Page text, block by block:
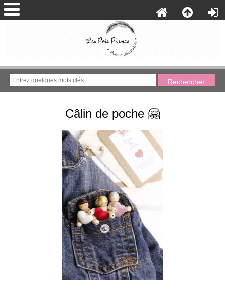
Câlin de poche 🤗